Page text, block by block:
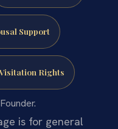
Support
Rights
is for general